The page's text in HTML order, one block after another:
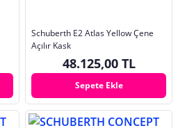
Schuberth E2 Atlas Yellow Çene
Açılır Kask
48.125,00 TL
Sepete Ekle